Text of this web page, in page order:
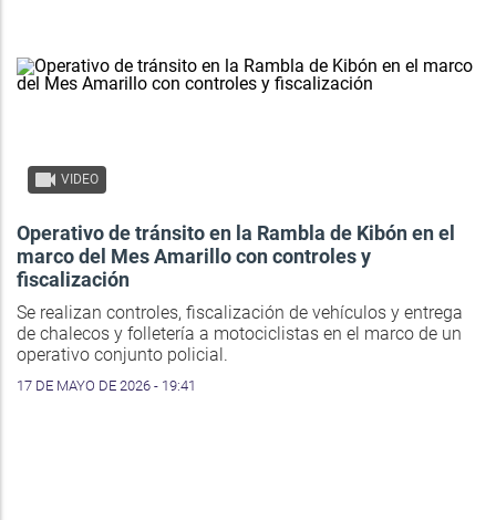
VIDEO
Operativo de tránsito en la Rambla de Kibón en el
marco del Mes Amarillo con controles y
fiscalización
Se realizan controles, fiscalización de vehículos y entrega
de chalecos y folletería a motociclistas en el marco de un
operativo conjunto policial.
17 DE MAYO DE 2026 - 19:41